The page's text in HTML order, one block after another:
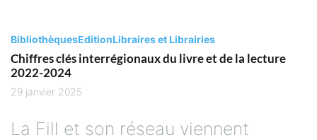
BibliothèquesEditionLibraires et Librairies
Chiffres clés interrégionaux du livre et de la lecture
2022-2024
29 janvier 2025
La Fill et son réseau viennent